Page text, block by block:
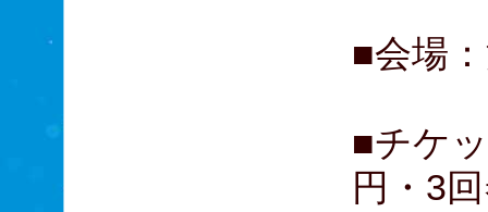
■会場
■チケ
円・3